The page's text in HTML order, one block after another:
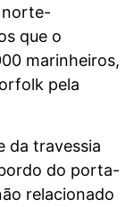
norte-
que o
marinheiros,
pela
da travessia
do porta-
relacionado